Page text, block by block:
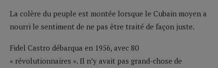
La colère du peuple est montée lorsque le Cubain moyen a
nourri le sentiment de ne pas être traité de façon juste.
Fidel Castro débarqua en 1956, avec 80
« révolutionnaires ». Il n’y avait pas grand-chose de